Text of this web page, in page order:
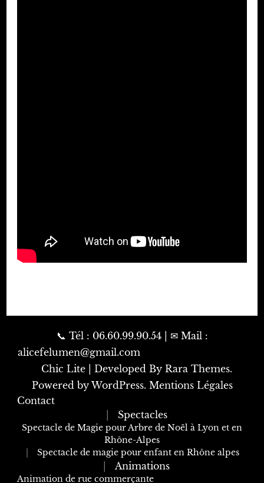
📞 Tél : 06.60.99.90.54 | ✉ Mail :
alicefelumen@gmail.com ‎ ‎ ‎ ‎ ‎‎ ‎ ‎ ‎ ‎ ‎ ‎ ‎ ‎ ‎ ‎ ‎ ‎ ‎ ‎ ‎ ‎ ‎ ‎ ‎ ‎ ‎ ‎ ‎ ‎ ‎ ‎ ‎ ‎ ‎ ‎ ‎
‎ ‎ ‎ Chic Lite | Developed By Rara Themes.
Powered byWordPress. Mentions Légales
Contact
Spectacles
Spectacle de Magie pour Arbre de Noël à Lyon et en
Rhône-Alpes
Spectacle de magie pour enfant en Rhône alpes
Animations
Animation de rue commerçante